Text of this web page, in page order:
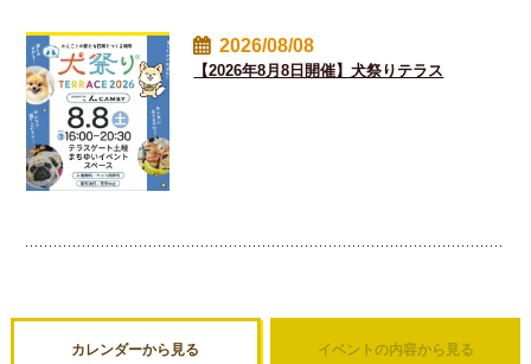
2026/08/08
【2026年8月8日開催】犬祭りテラス
カレンダーから見る イベントの内容から見る